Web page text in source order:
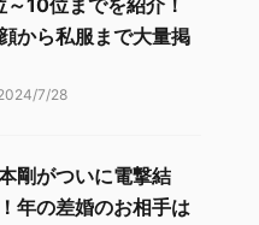
～10位までを紹介！
から私服まで大量掲
7/28
剛がついに電撃結
年の差婚のお相手は